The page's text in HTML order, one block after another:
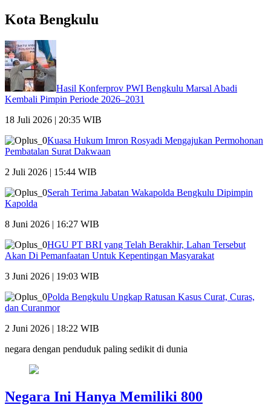
Kota Bengkulu
Hasil Konferprov PWI Bengkulu Marsal Abadi
Kembali Pimpin Periode 2026–2031
18 Juli 2026 | 20:35 WIB
Kuasa Hukum Imron Rosyadi Mengajukan Permohonan
Pembatalan Surat Dakwaan
2 Juli 2026 | 15:44 WIB
Serah Terima Jabatan Wakapolda Bengkulu Dipimpin
Kapolda
8 Juni 2026 | 16:27 WIB
HGU PT BRI yang Telah Berakhir, Lahan Tersebut
Akan Di Pemanfaatan Untuk Kepentingan Masyarakat
3 Juni 2026 | 19:03 WIB
Polda Bengkulu Ungkap Ratusan Kasus Curat, Curas,
dan Curanmor
2 Juni 2026 | 18:22 WIB
negara dengan penduduk paling sedikit di dunia
Negara Ini Hanya Memiliki 800